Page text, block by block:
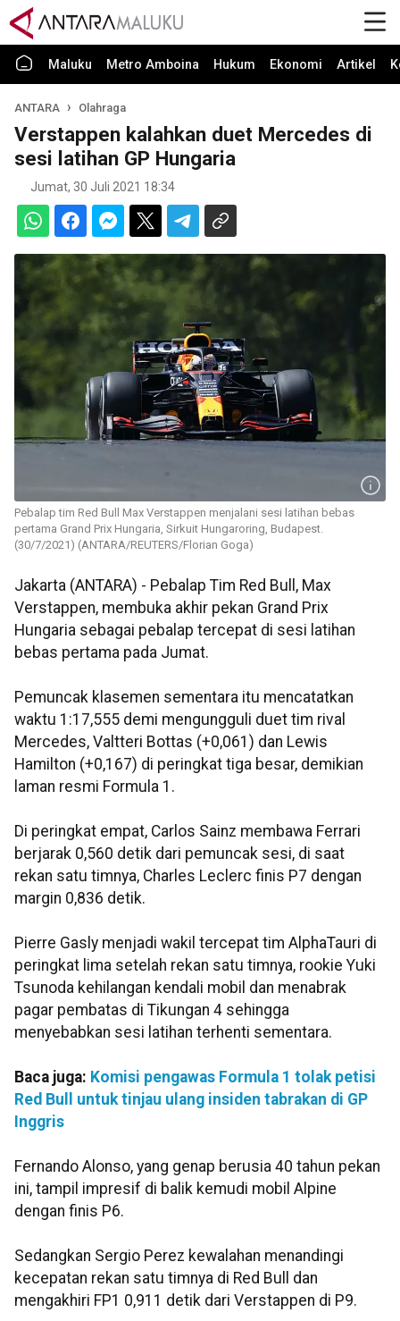
Maluku Metro Amboina Hukum Ekonomi Artikel
ANTARA Olahraga
Verstappen kalahkan duet Mercedes di
sesi latihan GP Hungaria
Jumat, 30 Juli 2021 18:34
Pebalap tim Red Bull Max Verstappen menjalani sesi latihan bebas
pertama Grand Prix Hungaria, Sirkuit Hungaroring, Budapest.
(30/7/2021) (ANTARA/REUTERS/Florian Goga)
Jakarta (ANTARA) - Pebalap Tim Red Bull, Max
Verstappen, membuka akhir pekan Grand Prix
Hungaria sebagai pebalap tercepat di sesi latihan
bebas pertama pada Jumat.
Pemuncak klasemen sementara itu mencatatkan
waktu 1:17,555 demi mengungguli duet tim rival
Mercedes, Valtteri Bottas (+0,061) dan Lewis
Hamilton (+0,167) di peringkat tiga besar, demikian
laman resmi Formula 1.
Di peringkat empat, Carlos Sainz membawa Ferrari
berjarak 0,560 detik dari pemuncak sesi, di saat
rekan satu timnya, Charles Leclerc finis P7 dengan
margin 0,836 detik.
Pierre Gasly menjadi wakil tercepat tim AlphaTauri di
peringkat lima setelah rekan satu timnya, rookie Yuki
Tsunoda kehilangan kendali mobil dan menabrak
pagar pembatas di Tikungan 4 sehingga
menyebabkan sesi latihan terhenti sementara.
Baca juga: Komisi pengawas Formula 1 tolak petisi
Red Bull untuk tinjau ulang insiden tabrakan di GP
Inggris
Fernando Alonso, yang genap berusia 40 tahun pekan
ini, tampil impresif di balik kemudi mobil Alpine
dengan finis P6.
Sedangkan Sergio Perez kewalahan menandingi
kecepatan rekan satu timnya di Red Bull dan
mengakhiri FP1 0,911 detik dari Verstappen di P9.